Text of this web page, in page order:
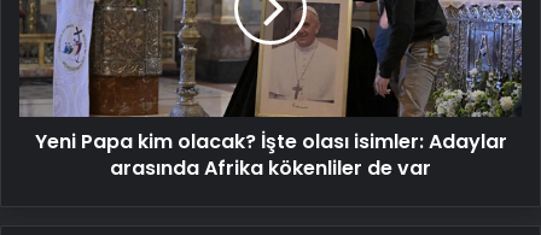
İşte
olası
isimler:
Adaylar
arasında
Afrika
Yeni Papa kim olacak? İşte olası isimler: Adaylar
arasında Afrika kökenliler de var